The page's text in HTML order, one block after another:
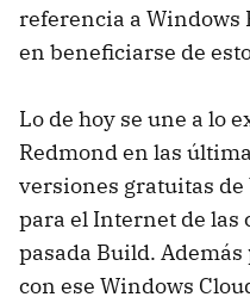
referencia a Windows
en beneficiarse de
Lo de hoy se une a lo
Redmond en las
versiones gratuitas
para el Internet de las
pasada Build.
con ese Windows